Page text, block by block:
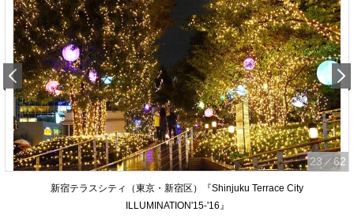
23／62
新宿テラスシティ（東京・新宿区）『Shinjuku Terrace City
ILLUMINATION'15-'16』